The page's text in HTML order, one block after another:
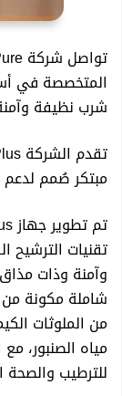
محاولة
منظمة مركز
بافل طالباني:
المتخصصة في
شرب نظيفة
مبتكر صُمم لدعم
وآمنة وذات مذاق
من الملوثات
مياه الصنبور،
للترطيب والصحة